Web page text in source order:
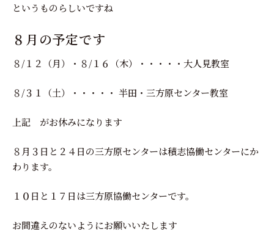
というものらしいですね
８月の予定です
８/１２（月）・８/１６（木）・・・・・大人見教室
８/３１（土）・・・・・ 半田・三方原センター教室
上記 がお休みになります
８月３日と２４日の三方原センターは積志協働センターにか
わります。
１０日と１７日は三方原協働センターです。
お間違えのないようにお願いいたします